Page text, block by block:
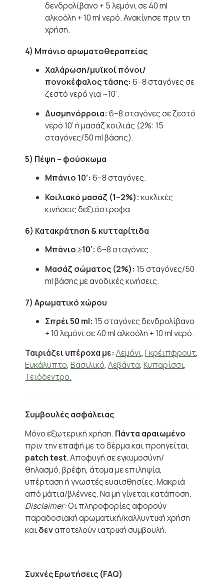
δενδρολίβανο + 5 λεμόνι σε 40 ml
αλκοόλη + 10 ml νερό. Ανακίνησε πριν τη
χρήση.
4) Μπάνιο αρωματοθεραπείας
Χαλάρωση/μυϊκοί πόνοι/
πονοκέφαλος τάσης: 6–8 σταγόνες σε
ζεστό νερό για ~10’.
Δυσμηνόρροια: 6–8 σταγόνες σε ζεστό
νερό 10’ ή μασάζ κοιλιάς (2%: 15
σταγόνες/50 ml βάσης).
5) Πέψη – φούσκωμα
Μπάνιο 10’: 6–8 σταγόνες.
Κοιλιακό μασάζ (1–2%): κυκλικές
κινήσεις δεξιόστροφα.
6) Κατακράτηση & κυτταρίτιδα
Μπάνιο ≥10’: 6–8 σταγόνες.
Μασάζ σώματος (2%): 15 σταγόνες/50
ml βάσης με ανοδικές κινήσεις.
7) Αρωματικό χώρου
Σπρέι 50 ml: 15 σταγόνες δενδρολίβανο
+ 10 λεμόνι σε 40 ml αλκοόλη + 10 ml νερό.
Ταιριάζει υπέροχα με: Λεμόνι, Γκρέιπφρουτ,
Ευκάλυπτο, Βασιλικό, Λεβάντα, Κυπαρίσσι,
Τεϊόδεντρο.
Συμβουλές ασφάλειας
Μόνο εξωτερική χρήση. Πάντα αραιωμένο
πριν την επαφή με το δέρμα και προηγείται
patch test. Αποφυγή σε εγκυμοσύνη/
θηλασμό, βρέφη, άτομα με επιληψία,
υπέρταση ή γνωστές ευαισθησίες. Μακριά
από μάτια/βλέννες. Να μη γίνεται κατάποση.
Disclaimer:Οι πληροφορίες αφορούν
παραδοσιακή αρωματική/καλλυντική χρήση
καιδεναποτελούν ιατρική συμβουλή.
Συχνές Ερωτήσεις (FAQ)